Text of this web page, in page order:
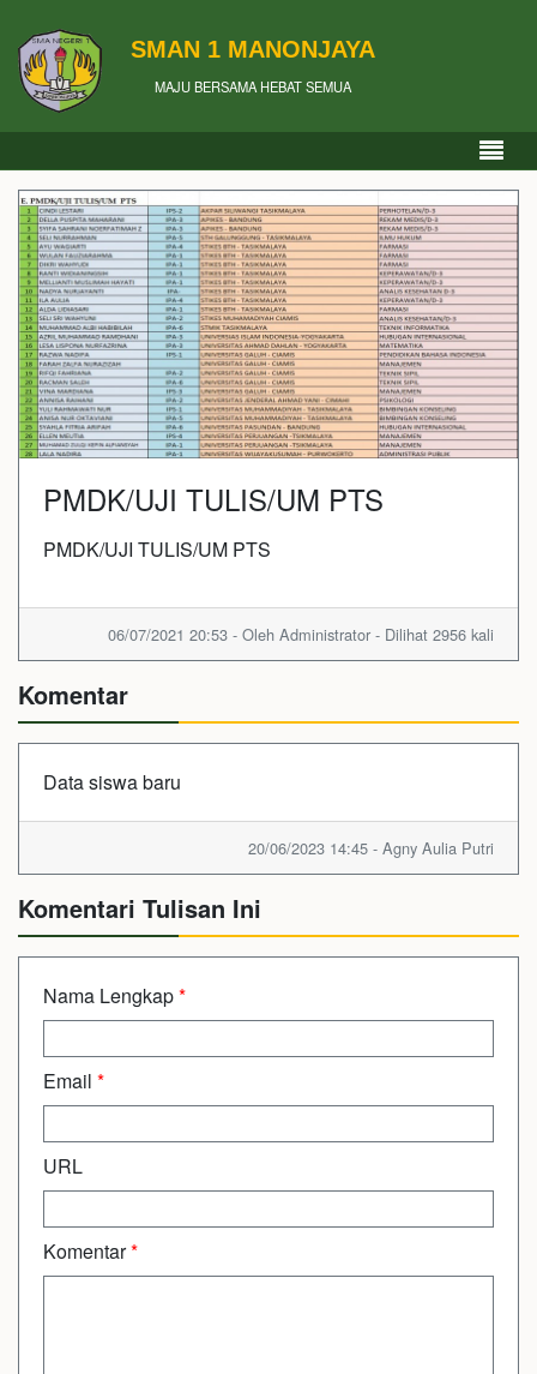
SMAN 1 MANONJAYA
MAJU BERSAMA HEBAT SEMUA
PMDK/UJI TULIS/UM PTS
PMDK/UJI TULIS/UM PTS
06/07/2021 20:53 - Oleh Administrator - Dilihat 2956 kali
Komentar
Data siswa baru
20/06/2023 14:45 - Agny Aulia Putri
Komentari Tulisan Ini
Nama Lengkap*
Email *
URL
Komentar*